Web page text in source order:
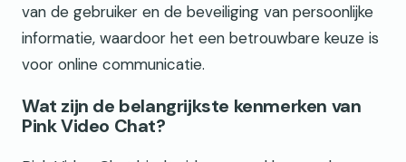
van de gebruiker en de beveiliging van persoonlijke
informatie, waardoor het een betrouwbare keuze is
voor online communicatie.
Wat zijn de belangrijkste kenmerken van
Pink Video Chat?